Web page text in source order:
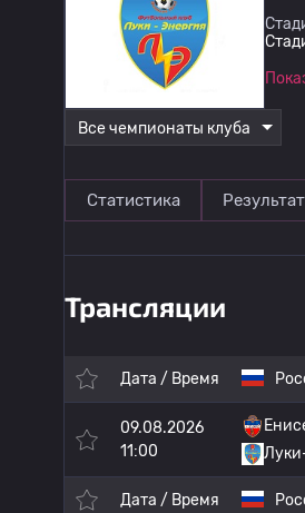
Все чемпионаты клуба
Статистика
Трансляции
Дата / Время
09.08.2026
11:00
Дата / Время